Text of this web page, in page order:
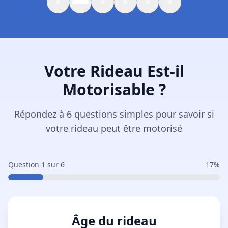
Votre Rideau Est-il
Motorisable ?
Répondez à 6 questions simples pour savoir si
votre rideau peut être motorisé
Question 1 sur 6 17%
Âge du rideau